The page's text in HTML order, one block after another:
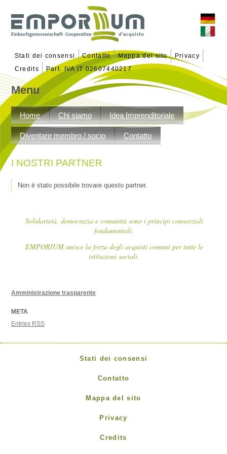
Stati dei consensi Contatto Mappa del sito
Privacy
Credits
Part. IVA IT 02607440217
Menu
Vai
al
contenuto
Home Chi siamo Idea Imprenditoriale
Diventare membro / socio Contatto
I NOSTRI PARTNER
Non è stato possibile trovare questo partner.
Solidarietà, democrazia e comunità sono i principi consorziali
fondamentali.
EMPORIUM unisce la forza degli acquisti comuni per tutte le
istituzioni sociali.
Amministrazione trasparente
META
Entries RSS
Stati dei consensi
Contatto
Mappa del sito
Privacy
Credits